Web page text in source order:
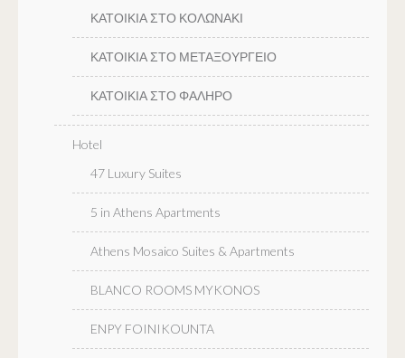
ΚΑΤΟΙΚΙΑ ΣΤΟ ΚΟΛΩΝΑΚΙ
ΚΑΤΟΙΚΙΑ ΣΤΟ ΜΕΤΑΞΟΥΡΓΕΙΟ
ΚΑΤΟΙΚΙΑ ΣΤΟ ΦΑΛΗΡΟ
Hotel
47 Luxury Suites
5 in Athens Apartments
Athens Mosaico Suites & Apartments
BLANCO ROOMS MYKONOS
ENPY FOINIKOUNTA